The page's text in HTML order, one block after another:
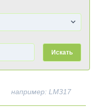
Искать
например: LM317